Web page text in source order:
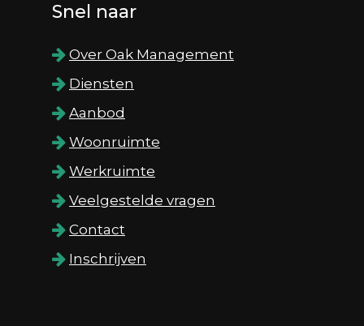
Snel naar
Over Oak Management
Diensten
Aanbod
Woonruimte
Werkruimte
Veelgestelde vragen
Contact
Inschrijven